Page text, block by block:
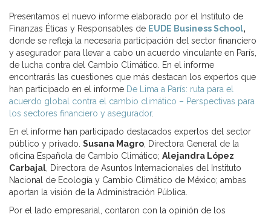
Presentamos el nuevo informe elaborado por el Instituto de
Finanzas Éticas y Responsables de EUDE Business School,
donde se refleja la necesaria participación del sector financiero
y asegurador para llevar a cabo un acuerdo vinculante en París,
de lucha contra del Cambio Climático. En el informe
encontrarás las cuestiones que más destacan los expertos que
han participado en el informe De Lima a París: ruta para el
acuerdo global contra el cambio climático – Perspectivas para
los sectores financiero y asegurador.
En el informe han participado destacados expertos del sector
público y privado. Susana Magro , Directora General de la
oficina Española de Cambio Climático; Alejandra López
Carbajal , Directora de Asuntos Internacionales del Instituto
Nacional de Ecología y Cambio Climático de México; ambas
aportan la visión de la Administración Pública.
Por el lado empresarial, contaron con la opinión de los